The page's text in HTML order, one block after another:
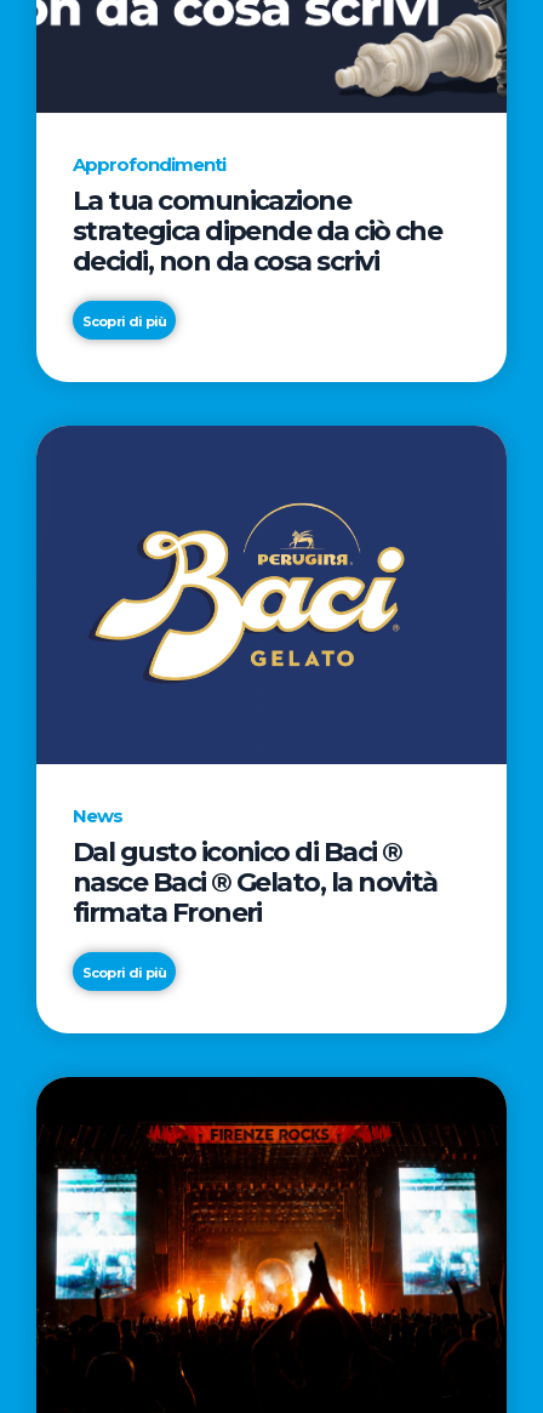
AL
CINEMA
NELLA
CAMPAGNA
REGISTA
PREMIO
OSCAR®
Approfondimenti
La tua comunicazione
strategica dipende da ciò che
decidi, non da cosa scrivi
Scopri di più
News
Dal gusto iconico di Baci ®
nasce Baci ® Gelato, la novità
firmata Froneri
Scopri di più